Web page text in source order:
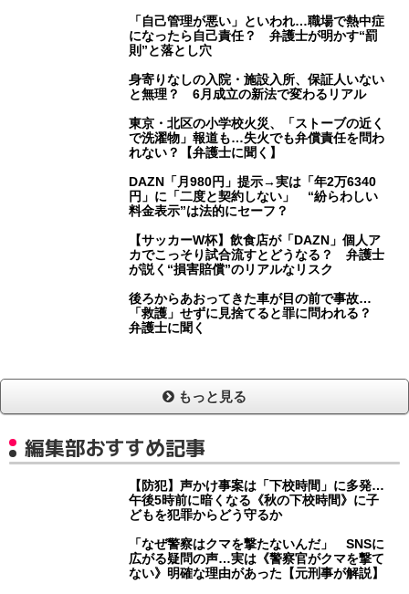
「自己管理が悪い」といわれ…職場で熱中症
になったら自己責任？ 弁護士が明かす“罰
則”と落とし穴
身寄りなしの入院・施設入所、保証人いない
と無理？ 6月成立の新法で変わるリアル
東京・北区の小学校火災、「ストーブの近く
で洗濯物」報道も…失火でも弁償責任を問わ
れない？【弁護士に聞く】
DAZN「月980円」提示→実は「年2万6340
円」に「二度と契約しない」 “紛らわしい
料金表示”は法的にセーフ？
【サッカーW杯】飲食店が「DAZN」個人ア
カでこっそり試合流すとどうなる？ 弁護士
が説く“損害賠償”のリアルなリスク
後ろからあおってきた車が目の前で事故…
「救護」せずに見捨てると罪に問われる？
弁護士に聞く
もっと見る
編集部おすすめ記事
【防犯】声かけ事案は「下校時間」に多発…
午後5時前に暗くなる《秋の下校時間》に子
どもを犯罪からどう守るか
「なぜ警察はクマを撃たないんだ」 SNSに
広がる疑問の声…実は《警察官がクマを撃て
ない》明確な理由があった【元刑事が解説】